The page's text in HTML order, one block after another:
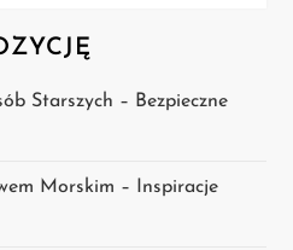
Starszych – Bezpieczne
Morskim – Inspiracje